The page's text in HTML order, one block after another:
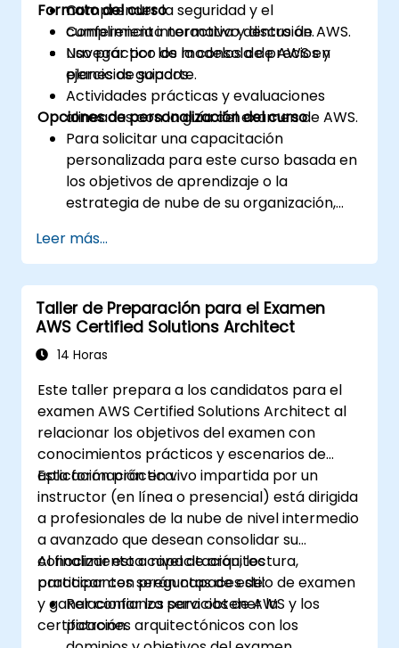
Comprender la seguridad y el
cumplimiento normativo dentro de AWS.
Navegar por los modelos de precios y
planes de soporte.
Formato del curso
Conferencia interactiva y discusión.
Uso práctico de la consola de AWS en
ejercicios guiados.
Actividades prácticas y evaluaciones
alineadas con la guía del examen de AWS.
Opciones de personalización del curso
Para solicitar una capacitación
personalizada para este curso basada en
los objetivos de aprendizaje o la
estrategia de nube de su organización,
Leer más...
Taller de Preparación para el Examen
AWS Certified Solutions Architect
14 Horas
Este taller prepara a los candidatos para el
examen AWS Certified Solutions Architect al
relacionar los objetivos del examen con
conocimientos prácticos y escenarios de
aplicación práctica.
Esta formación en vivo impartida por un
instructor (en línea o presencial) está dirigida
a profesionales de la nube de nivel intermedio
a avanzado que desean consolidar su
conocimiento a nivel de arquitectura,
practicar con preguntas de estilo de examen
y ganar confianza para obtener la
certificación.
Al finalizar esta capacitación, los
participantes serán capaces de:
Relacionar los servicios de AWS y los
patrones arquitectónicos con los